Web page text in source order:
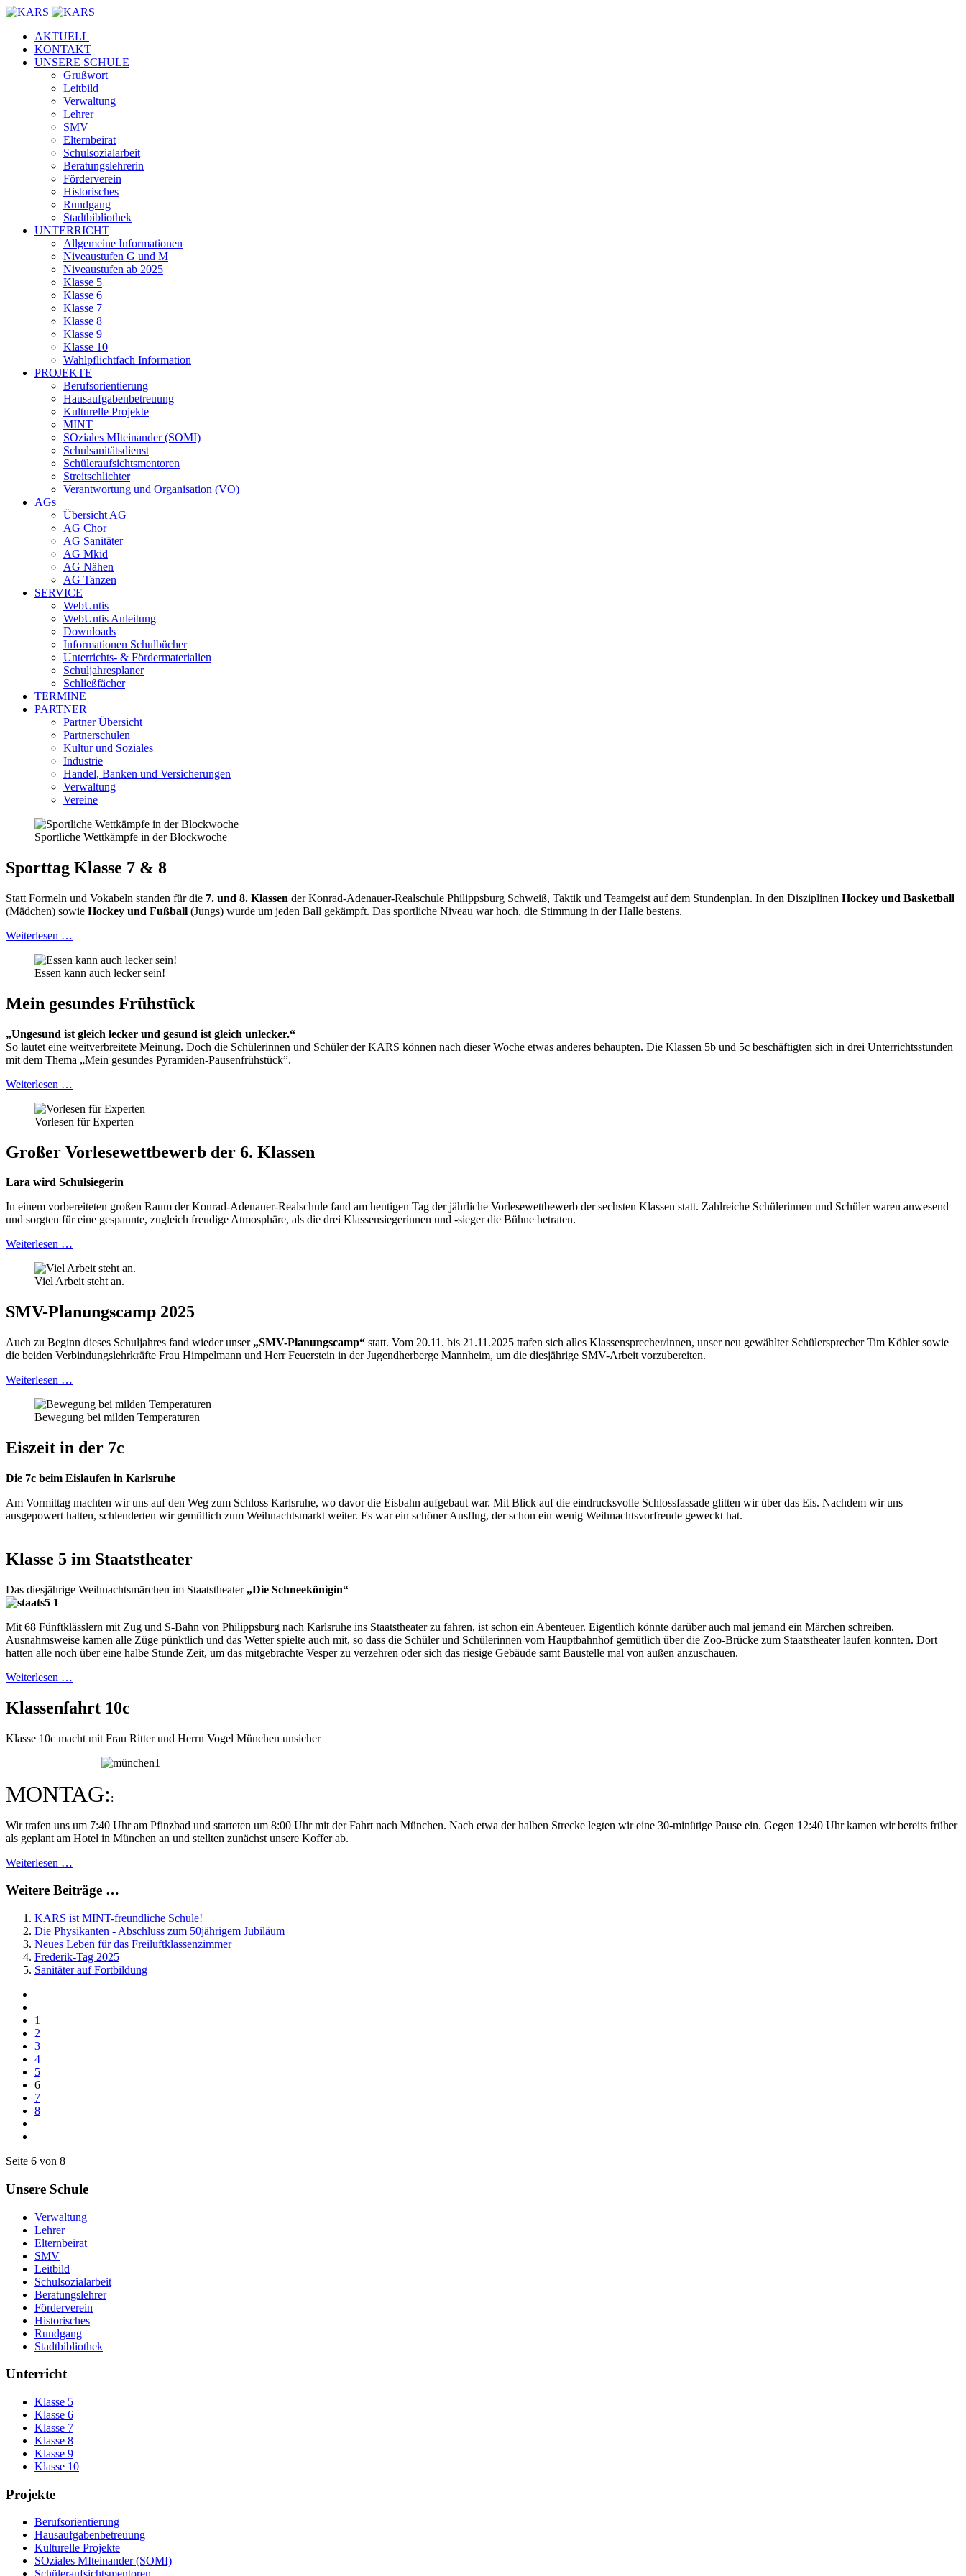
AKTUELL
KONTAKT
UNSERE SCHULE
Grußwort
Leitbild
Verwaltung
Lehrer
SMV
Elternbeirat
Schulsozialarbeit
Beratungslehrerin
Förderverein
Historisches
Rundgang
Stadtbibliothek
UNTERRICHT
Allgemeine Informationen
Niveaustufen G und M
Niveaustufen ab 2025
Klasse 5
Klasse 6
Klasse 7
Klasse 8
Klasse 9
Klasse 10
Wahlpflichtfach Information
PROJEKTE
Berufsorientierung
Hausaufgabenbetreuung
Kulturelle Projekte
MINT
SOziales MIteinander (SOMI)
Schulsanitätsdienst
Schüleraufsichtsmentoren
Streitschlichter
Verantwortung und Organisation (VO)
AGs
Übersicht AG
AG Chor
AG Sanitäter
AG Mkid
AG Nähen
AG Tanzen
SERVICE
WebUntis
WebUntis Anleitung
Downloads
Informationen Schulbücher
Unterrichts- & Fördermaterialien
Schuljahresplaner
Schließfächer
TERMINE
PARTNER
Partner Übersicht
Partnerschulen
Kultur und Soziales
Industrie
Handel, Banken und Versicherungen
Verwaltung
Vereine
Sportliche Wettkämpfe in der Blockwoche
Sporttag Klasse 7 & 8
Statt Formeln und Vokabeln standen für die 7. und 8. Klassen der Konrad-Adenauer-Realschule Philippsburg Schweiß, Taktik und Teamgeist auf dem Stundenplan. In den Disziplinen Hockey und Basketball
(Mädchen) sowie Hockey und Fußball (Jungs) wurde um jeden Ball gekämpft. Das sportliche Niveau war hoch, die Stimmung in der Halle bestens.
Weiterlesen …
Essen kann auch lecker sein!
Mein gesundes Frühstück
„Ungesund ist gleich lecker und gesund ist gleich unlecker.“
So lautet eine weitverbreitete Meinung. Doch die Schülerinnen und Schüler der KARS können nach dieser Woche etwas anderes behaupten. Die Klassen 5b und 5c beschäftigten sich in drei Unterrichtsstunden
mit dem Thema „Mein gesundes Pyramiden-Pausenfrühstück”.
Weiterlesen …
Vorlesen für Experten
Großer Vorlesewettbewerb der 6. Klassen
Lara wird Schulsiegerin
In einem vorbereiteten großen Raum der Konrad-Adenauer-Realschule fand am heutigen Tag der jährliche Vorlesewettbewerb der sechsten Klassen statt. Zahlreiche Schülerinnen und Schüler waren anwesend
und sorgten für eine gespannte, zugleich freudige Atmosphäre, als die drei Klassensiegerinnen und -sieger die Bühne betraten.
Weiterlesen …
Viel Arbeit steht an.
SMV-Planungscamp 2025
Auch zu Beginn dieses Schuljahres fand wieder unser „SMV-Planungscamp“ statt. Vom 20.11. bis 21.11.2025 trafen sich alles Klassensprecher/innen, unser neu gewählter Schülersprecher Tim Köhler sowie
die beiden Verbindungslehrkräfte Frau Himpelmann und Herr Feuerstein in der Jugendherberge Mannheim, um die diesjährige SMV-Arbeit vorzubereiten.
Weiterlesen …
Bewegung bei milden Temperaturen
Eiszeit in der 7c
Die 7c beim Eislaufen in Karlsruhe
Am Vormittag machten wir uns auf den Weg zum Schloss Karlsruhe, wo davor die Eisbahn aufgebaut war. Mit Blick auf die eindrucksvolle Schlossfassade glitten wir über das Eis. Nachdem wir uns
ausgepowert hatten, schlenderten wir gemütlich zum Weihnachtsmarkt weiter. Es war ein schöner Ausflug, der schon ein wenig Weihnachtsvorfreude geweckt hat.
Klasse 5 im Staatstheater
Das diesjährige Weihnachtsmärchen im Staatstheater „Die Schneekönigin“
Mit 68 Fünftklässlern mit Zug und S-Bahn von Philippsburg nach Karlsruhe ins Staatstheater zu fahren, ist schon ein Abenteuer. Eigentlich könnte darüber auch mal jemand ein Märchen schreiben.
Ausnahmsweise kamen alle Züge pünktlich und das Wetter spielte auch mit, so dass die Schüler und Schülerinnen vom Hauptbahnhof gemütlich über die Zoo-Brücke zum Staatstheater laufen konnten. Dort
hatten alle noch über eine halbe Stunde Zeit, um das mitgebrachte Vesper zu verzehren oder sich das riesige Gebäude samt Baustelle mal von außen anzuschauen.
Weiterlesen …
Klassenfahrt 10c
Klasse 10c macht mit Frau Ritter und Herrn Vogel München unsicher
MONTAG::
Wir trafen uns um 7:40 Uhr am Pfinzbad und starteten um 8:00 Uhr mit der Fahrt nach München. Nach etwa der halben Strecke legten wir eine 30‑minütige Pause ein. Gegen 12:40 Uhr kamen wir bereits früher
als geplant am Hotel in München an und stellten zunächst unsere Koffer ab.
Weiterlesen …
Weitere Beiträge …
KARS ist MINT-freundliche Schule!
Die Physikanten - Abschluss zum 50jährigem Jubiläum
Neues Leben für das Freiluftklassenzimmer
Frederik-Tag 2025
Sanitäter auf Fortbildung
1
2
3
4
5
6
7
8
Seite 6 von 8
Unsere Schule
Verwaltung
Lehrer
Elternbeirat
SMV
Leitbild
Schulsozialarbeit
Beratungslehrer
Förderverein
Historisches
Rundgang
Stadtbibliothek
Unterricht
Klasse 5
Klasse 6
Klasse 7
Klasse 8
Klasse 9
Klasse 10
Projekte
Berufsorientierung
Hausaufgabenbetreuung
Kulturelle Projekte
SOziales MIteinander (SOMI)